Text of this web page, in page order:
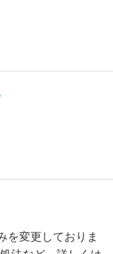
を変更しておりま